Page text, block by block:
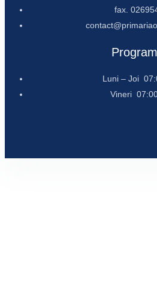
fax.
Program
Luni – Joi
Vineri